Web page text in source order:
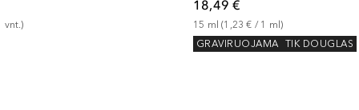
vnt.)
18,49 €
15 ml (1,23 € / 1 ml )
GRAVIRUOJAMA
TIK DOUGLAS